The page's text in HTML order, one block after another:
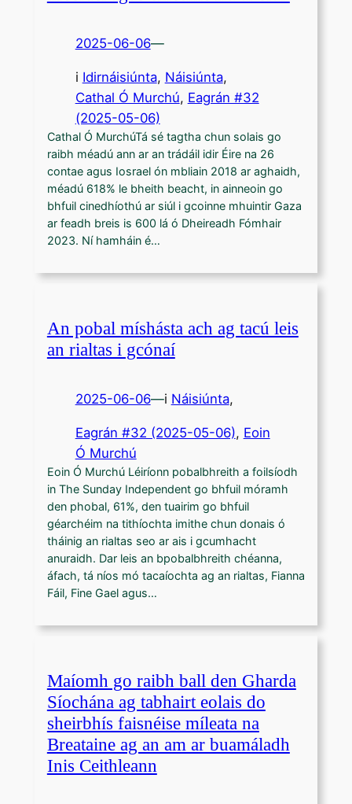
2025-06-06—
i Idirnáisiúnta, Náisiúnta,
Cathal Ó Murchú, Eagrán #32
(2025-05-06)
Cathal Ó MurchúTá sé tagtha chun solais go
raibh méadú ann ar an trádáil idir Éire na 26
contae agus Iosrael ón mbliain 2018 ar aghaidh,
méadú 618% le bheith beacht, in ainneoin go
bhfuil cinedhíothú ar siúl i gcoinne mhuintir Gaza
ar feadh breis is 600 lá ó Dheireadh Fómhair
2023. Ní hamháin é…
An pobal míshásta ach ag tacú leis
an rialtas i gcónaí
2025-06-06—i Náisiúnta,
Eagrán #32 (2025-05-06), Eoin
Ó Murchú
Eoin Ó Murchú Léiríonn pobalbhreith a foilsíodh
in The Sunday Independent go bhfuil móramh
den phobal, 61%, den tuairim go bhfuil
géarchéim na tithíochta imithe chun donais ó
tháinig an rialtas seo ar ais i gcumhacht
anuraidh. Dar leis an bpobalbhreith chéanna,
áfach, tá níos mó tacaíochta ag an rialtas, Fianna
Fáil, Fine Gael agus…
Maíomh go raibh ball den Gharda
Síochána ag tabhairt eolais do
sheirbhís faisnéise míleata na
Breataine ag an am ar buamáladh
Inis Ceithleann